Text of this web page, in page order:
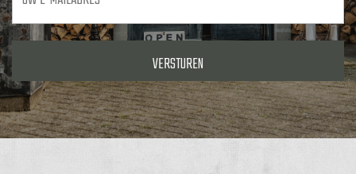
mailadres *